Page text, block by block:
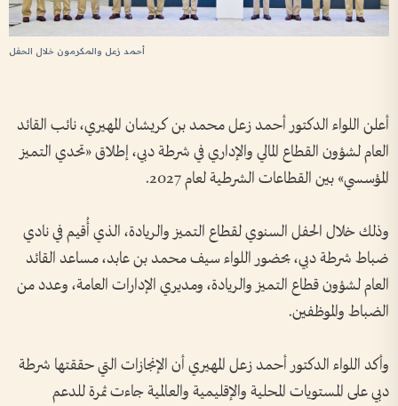
أحمد زعل والمكرمون خلال الحفل
أعلن اللواء الدكتور أحمد زعل محمد بن كريشان المهيري، نائب القائد
العام لشؤون القطاع المالي والإداري في شرطة دبي، إطلاق «تحدي التميز
المؤسسي» بين القطاعات الشرطية لعام 2027.
وذلك خلال الحفل السنوي لقطاع التميز والريادة، الذي أُقيم في نادي
ضباط شرطة دبي، بحضور اللواء سيف محمد بن عابد، مساعد القائد
العام لشؤون قطاع التميز والريادة، ومديري الإدارات العامة، وعدد من
الضباط والموظفين.
وأكد اللواء الدكتور أحمد زعل المهيري أن الإنجازات التي حققتها شرطة
دبي على المستويات المحلية والإقليمية والعالمية جاءت ثمرة للدعم